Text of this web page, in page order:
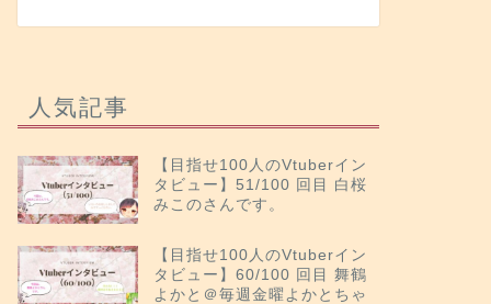
人気記事
【目指せ100人のVtuberイン
タビュー】51/100 回目 白桜
みこのさんです。
【目指せ100人のVtuberイン
タビュー】60/100 回目 舞鶴
よかと＠毎週金曜よかとちゃ